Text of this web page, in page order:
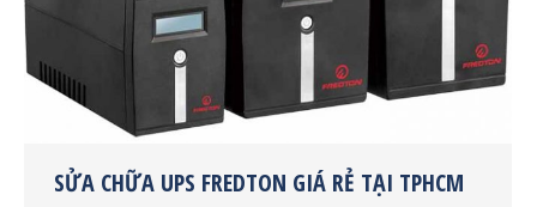
SỬA CHỮA UPS FREDTON GIÁ RẺ TẠI TPHCM